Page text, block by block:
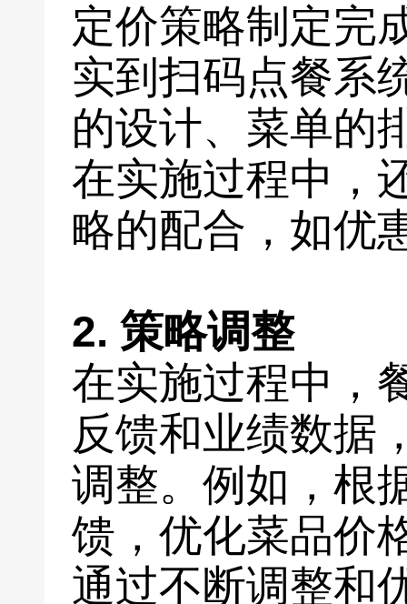
定价策略制定完
实到扫码点餐系
的设计、菜单的
在实施过程中，
略的配合，如优
2. 策略调整
在实施过程中，
反馈和业绩数据
调整。例如，根
馈，优化菜品价
通过不断调整和